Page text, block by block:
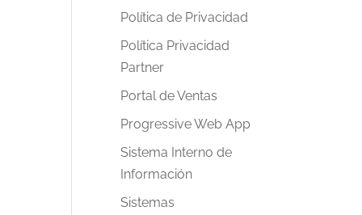
Política de Privacidad
Política Privacidad
Partner
Portal de Ventas
Progressive Web App
Sistema Interno de
Información
Sistemas